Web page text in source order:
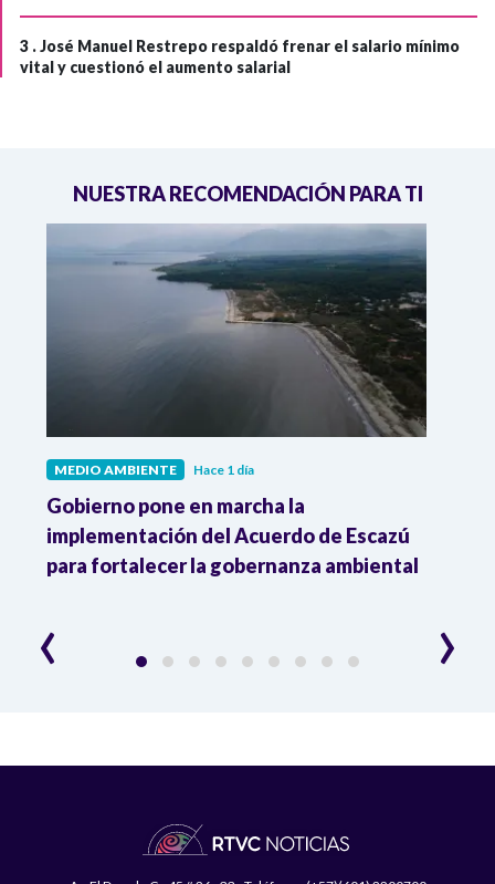
3 .José Manuel Restrepo respaldó frenar el salario mínimo
vital y cuestionó el aumento salarial
NUESTRA RECOMENDACIÓN PARA TI
MEDIO AMBIENTE Hace 1 día
Gobierno pone en marcha la
implementación del Acuerdo de Escazú
para fortalecer la gobernanza ambiental
‹ ›